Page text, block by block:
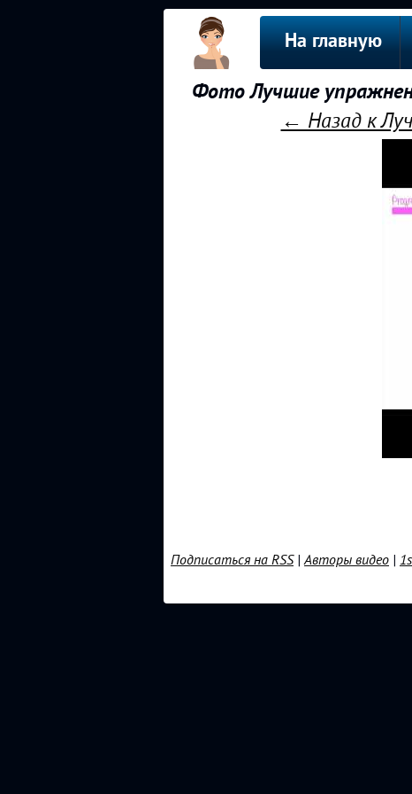
На главную
Фото Лучшие
← Назад к
Подписаться на RSS|Авторы видео |